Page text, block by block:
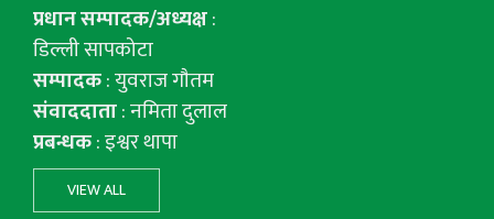
प्रधान सम्पादक/अध्यक्ष:
डिल्ली सापकोटा
सम्पादक: युवराज गाैतम
संवाददाता: नमिता दुलाल
प्रबन्धक: इश्वर थापा
VIEW ALL